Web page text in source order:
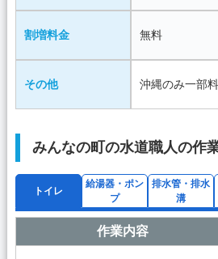
割増料金 無料
その他 沖縄のみ一部
みんなの町の水道職人の作
トイレ
作業内容
給湯器・ポン
プ
排水管・排水
溝